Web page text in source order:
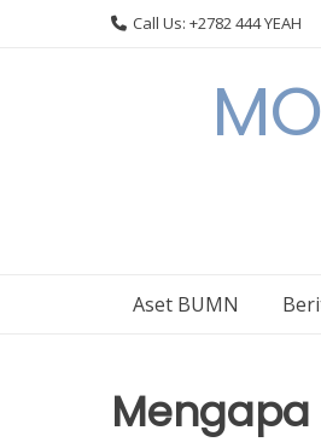
Call Us: +2782 444 YEAH
Aset BUMN
Mengapa